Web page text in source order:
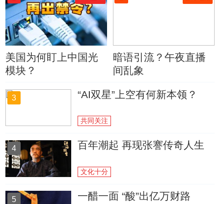
美国为何盯上中国光
模块？
暗语引流？午夜直播
间乱象
3 “AI双星”上空有何新本领？
共同关注
4 百年潮起 再现张謇传奇人生
文化十分
5 一醋一面 “酸”出亿万财路